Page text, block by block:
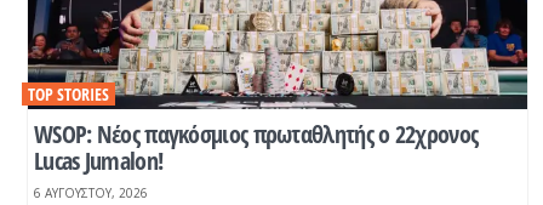
WSOP: Νέος παγκόσμιος πρωταθλητής ο 22χρονος
Lucas Jumalon!
TOP STORIES
6 ΑΥΓΟΎΣΤΟΥ, 2026